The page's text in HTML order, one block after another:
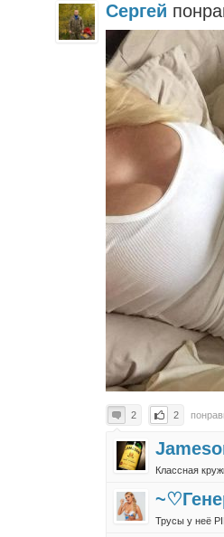
Сергей
2 2
Классная
Трусы у неё